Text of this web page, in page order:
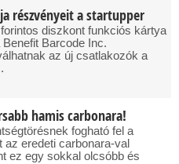
részvényeit a startupper
diszkont funkciós kártya
Barcode Inc.
az új csatlakozók a
hamis carbonara!
fogható fel a
az eredeti carbonara-val
ez egy sokkal olcsóbb és